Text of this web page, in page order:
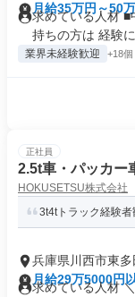
月給35万円～50
求めている人材
持ちの方は 経験に
業界未経験歓迎 +18個
正社員
2.5t車・パッカー
HOKUSETSU株式会社
3t4tトラック経験
兵庫県川西市東多
月給29万5000円
求めている人材